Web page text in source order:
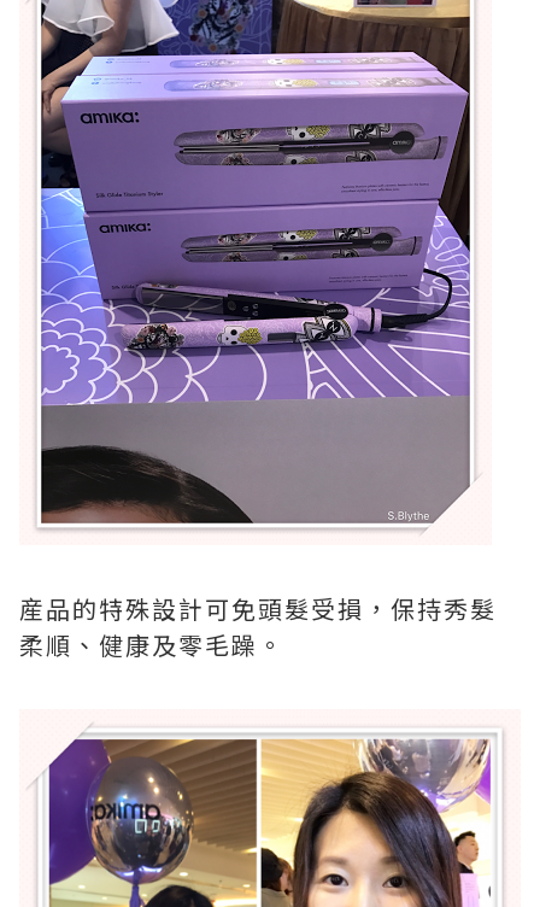
産品的特殊設計可免頭髮受損，保持秀髮
柔順、健康及零毛躁。